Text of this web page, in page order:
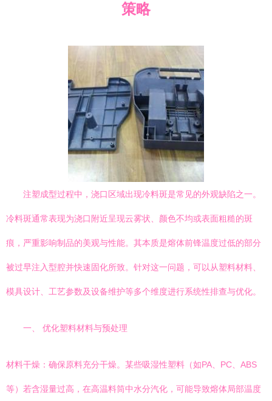
策略
注塑成型过程中，浇口区域出现冷料斑是常见的外观缺陷之一。
冷料斑通常表现为浇口附近呈现云雾状、颜色不均或表面粗糙的斑
痕，严重影响制品的美观与性能。其本质是熔体前锋温度过低的部分
被过早注入型腔并快速固化所致。针对这一问题，可以从塑料材料、
模具设计、工艺参数及设备维护等多个维度进行系统性排查与优化。
一、 优化塑料材料与预处理
材料干燥：确保原料充分干燥。某些吸湿性塑料（如PA、PC、ABS
等）若含湿量过高，在高温料筒中水分汽化，可能导致熔体局部温度